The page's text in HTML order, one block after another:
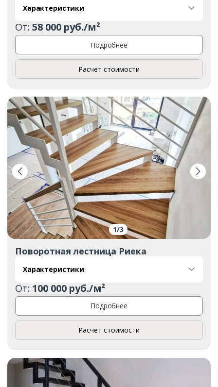
Характеристики
От:58 000 руб./м²
Подробнее
Расчет стоимости
1/3
Поворотная лестница Риека
Характеристики
От: 100 000 руб./м²
Подробнее
Расчет стоимости